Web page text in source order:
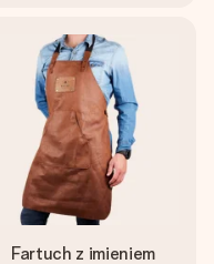
Fartuch z imieniem